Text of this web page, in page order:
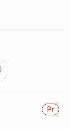
Pr